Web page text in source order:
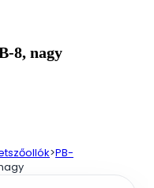
8, nagy
>PB-